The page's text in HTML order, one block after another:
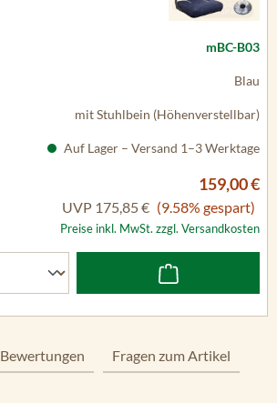
mBC-B03
Blau
mit Stuhlbein (Höhenverstellbar)
Auf Lager – Versand 1–3 Werktage
159,00 €
UVP 175,85 € (9.58% gespart)
Preise inkl. MwSt. zzgl. Versandkosten
Bewertungen Fragen zum Artikel